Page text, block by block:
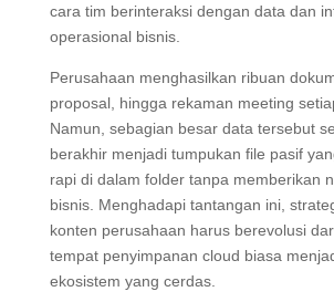
cara tim berinteraksi dengan data dan
operasional bisnis.
Perusahaan menghasilkan ribuan
proposal, hingga rekaman meeting
Namun, sebagian besar data tersebut
berakhir menjadi tumpukan file pasif
rapi di dalam folder tanpa memberikan
bisnis. Menghadapi tantangan ini,
konten perusahaan harus berevolusi
tempat penyimpanan cloud biasa
ekosistem yang cerdas.